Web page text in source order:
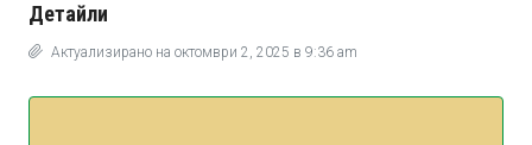
Детайли
Актуализирано на октомври 2, 2025 в 9:36 am